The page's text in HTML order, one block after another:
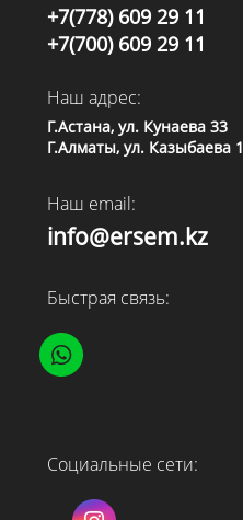
+7(778) 609 29 11
+7(700) 609 29 11
Наш адрес:
Г.Астана, ул. Кунаева 33
Г.Алматы, ул. Казыбаева 1
Наш email:
info@ersem.kz
Быстрая связь:
Социальные сети: